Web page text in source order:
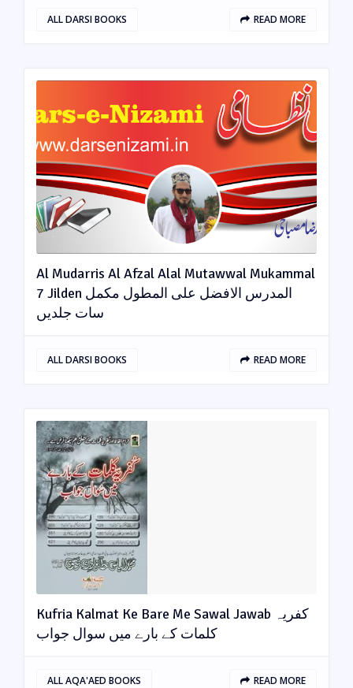
ALL DARSI BOOKS READ MORE
Al Mudarris Al Afzal Alal Mutawwal Mukammal
7 Jilden المدرس الافضل علی المطول مکمل
سات جلدیں
ALL DARSI BOOKS READ MORE
Kufria Kalmat Ke Bare Me Sawal Jawab کفریہ
کلمات کے بارے میں سوال جواب
ALL AQA'AED BOOKS READ MORE